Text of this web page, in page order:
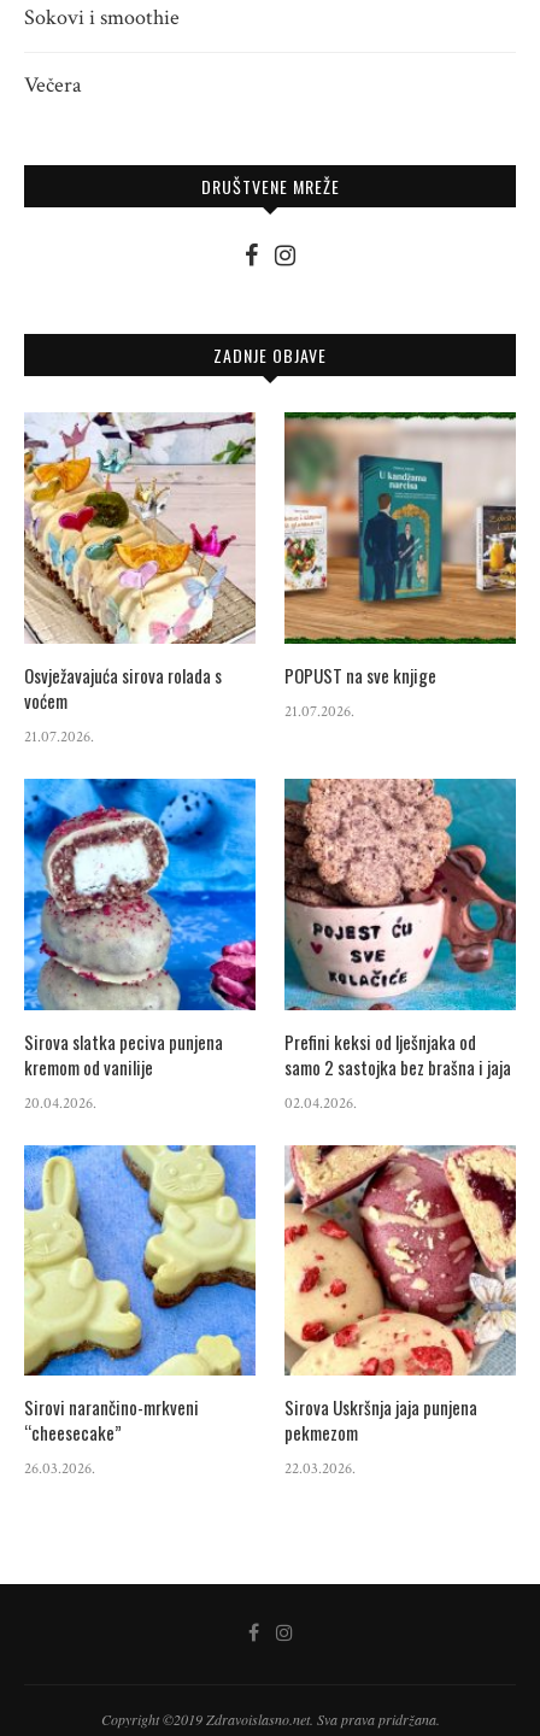
Sokovi i smoothie
Večera
DRUŠTVENE MREŽE
ZADNJE OBJAVE
Osvježavajuća sirova rolada s
voćem
21.07.2026.
POPUST na sve knjige
21.07.2026.
Sirova slatka peciva punjena
kremom od vanilije
20.04.2026.
Prefini keksi od lješnjaka od
samo 2 sastojka bez brašna i jaja
02.04.2026.
Sirovi narančino-mrkveni
“cheesecake”
26.03.2026.
Sirova Uskršnja jaja punjena
pekmezom
22.03.2026.
Copyright ©2019 Zdravoislasno.net. Sva prava pridržana.